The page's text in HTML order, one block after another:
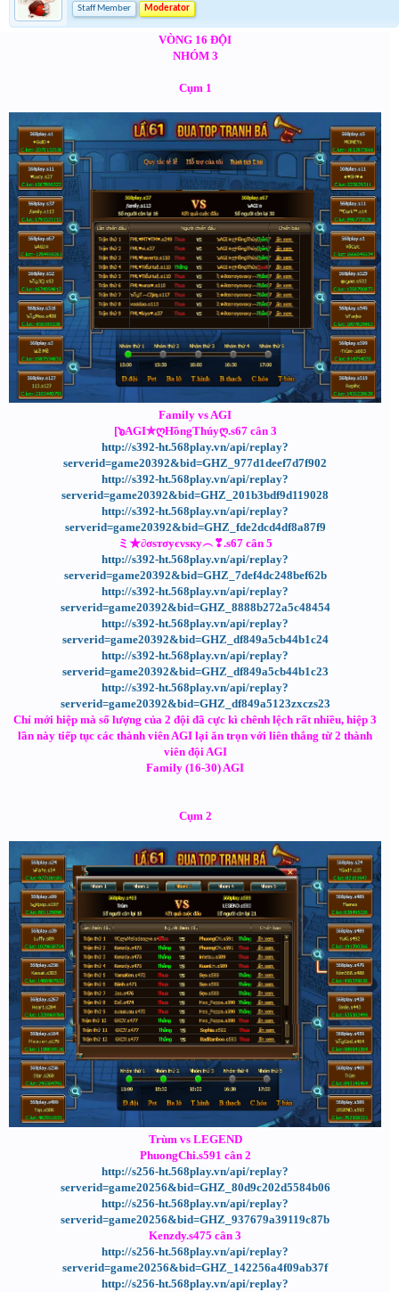
Staff Member
Moderator
VÒNG 16 ĐỘI
NHÓM 3
Cụm 1
Family vs AGI
[๖AGI✯ღHồngThúyღ.s67 cân 3
http://s392-ht.568play.vn/api/replay?
serverid=game20392&bid=GHZ_977d1deef7d7f902
http://s392-ht.568play.vn/api/replay?
serverid=game20392&bid=GHZ_201b3bdf9d119028
http://s392-ht.568play.vn/api/replay?
serverid=game20392&bid=GHZ_fde2dcd4df8a87f9
ミ★∂σѕтσуєνѕку︵❣.s67 cân 5
http://s392-ht.568play.vn/api/replay?
serverid=game20392&bid=GHZ_7def4dc248bef62b
http://s392-ht.568play.vn/api/replay?
serverid=game20392&bid=GHZ_8888b272a5c48454
http://s392-ht.568play.vn/api/replay?
serverid=game20392&bid=GHZ_df849a5cb44b1c24
http://s392-ht.568play.vn/api/replay?
serverid=game20392&bid=GHZ_df849a5cb44b1c23
http://s392-ht.568play.vn/api/replay?
serverid=game20392&bid=GHZ_df849a5123zxczs23
Chỉ mới hiệp mà số lượng của 2 đội đã cực kì chênh lệch rất nhiều, hiệp 3
lần này tiếp tục các thành viên AGI lại ăn trọn với liên thắng từ 2 thành
viên đội AGI
Family (16-30) AGI
Cụm 2
Trùm vs LEGEND
PhuongChi.s591 cân 2
http://s256-ht.568play.vn/api/replay?
serverid=game20256&bid=GHZ_80d9c202d5584b06
http://s256-ht.568play.vn/api/replay?
serverid=game20256&bid=GHZ_937679a39119c87b
Kenzdy.s475 cân 3
http://s256-ht.568play.vn/api/replay?
serverid=game20256&bid=GHZ_142256a4f09ab37f
http://s256-ht.568play.vn/api/replay?